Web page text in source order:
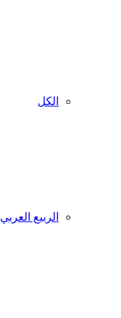
الكل
الربيع العربي